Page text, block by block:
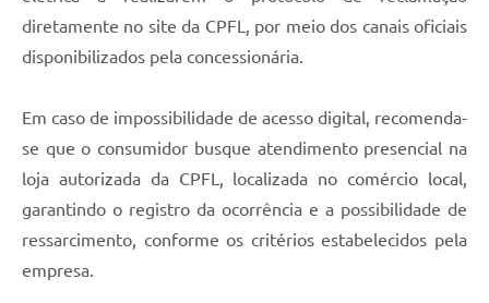
diretamente no site da CPFL, por meio dos canais oficiais
disponibilizados pela concessionária.
Em caso de impossibilidade de acesso digital, recomenda-
se que o consumidor busque atendimento presencial na
loja autorizada da CPFL, localizada no comércio local,
garantindo o registro da ocorrência e a possibilidade de
ressarcimento, conforme os critérios estabelecidos pela
empresa.